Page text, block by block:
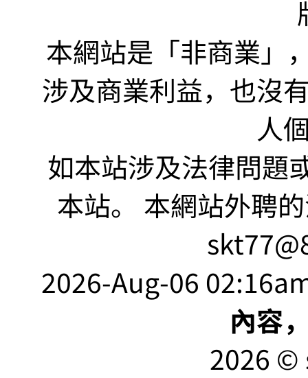
本網站是「非商業
涉及商業利益，也沒
人
如本站涉及法律問題
本站。 本網站外聘
2026-Aug-06
內容
2026 ©